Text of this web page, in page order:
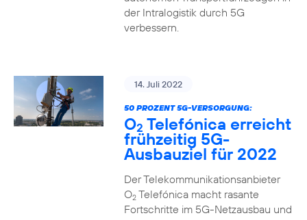
der Intralogistik durch 5G
verbessern.
14. Juli 2022
50 PROZENT 5G-VERSORGUNG:
O2 Telefónica erreicht
frühzeitig 5G-
Ausbauziel für 2022
Der Telekommunikationsanbieter
O2Telefónica macht rasante
Fortschritte im 5G-Netzausbau und